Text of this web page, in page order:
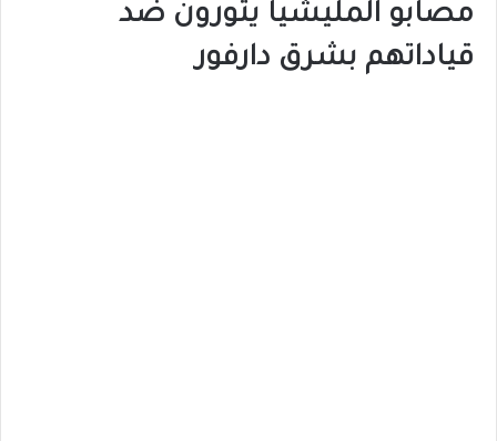
مصابو المليشيا يثورون ضد
قياداتهم بشرق دارفور